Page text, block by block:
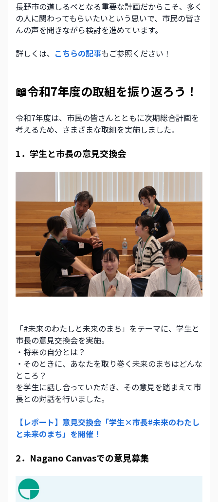
長野市の道しるべとなる重要な計画だからこそ、多く
の人に関わってもらいたいという思いで、市民の皆さ
んの声を聞きながら検討を進めています。
詳しくは、 こちらの記事もご参照ください！
📖令和7年度の取組を振り返ろう！
令和7年度は、市民の皆さんとともに次期総合計画を
考えるため、さまざまな取組を実施しました。
1．学生と市長の意見交換会
「#未来のわたしと未来のまち」をテーマに、学生と
市長の意見交換会を実施。
・将来の自分とは？
・そのときに、あなたを取り巻く未来のまちはどんな
ところ？
を学生に話し合っていただき、その意見を踏まえて市
長との対話を行いました。
【レポート】意見交換会「学生×市長#未来のわたし
と未来のまち」を開催！
2．Nagano Canvasでの意見募集